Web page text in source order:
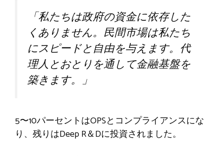
「私たちは政府の資金に依存した
くありません。民間市場は私たち
にスピードと自由を与えます。代
理人とおとりを通して金融基盤を
築きます。」
5〜10パーセントはOPSとコンプライアンスにな
り、残りはDeep R＆Dに投資されました。